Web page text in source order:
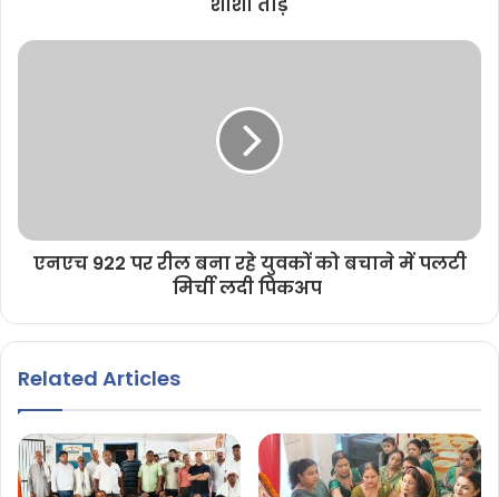
एनएच 922 पर रील बना रहे युवकों को बचाने में पलटी
मिर्ची लदी पिकअप
Related Articles